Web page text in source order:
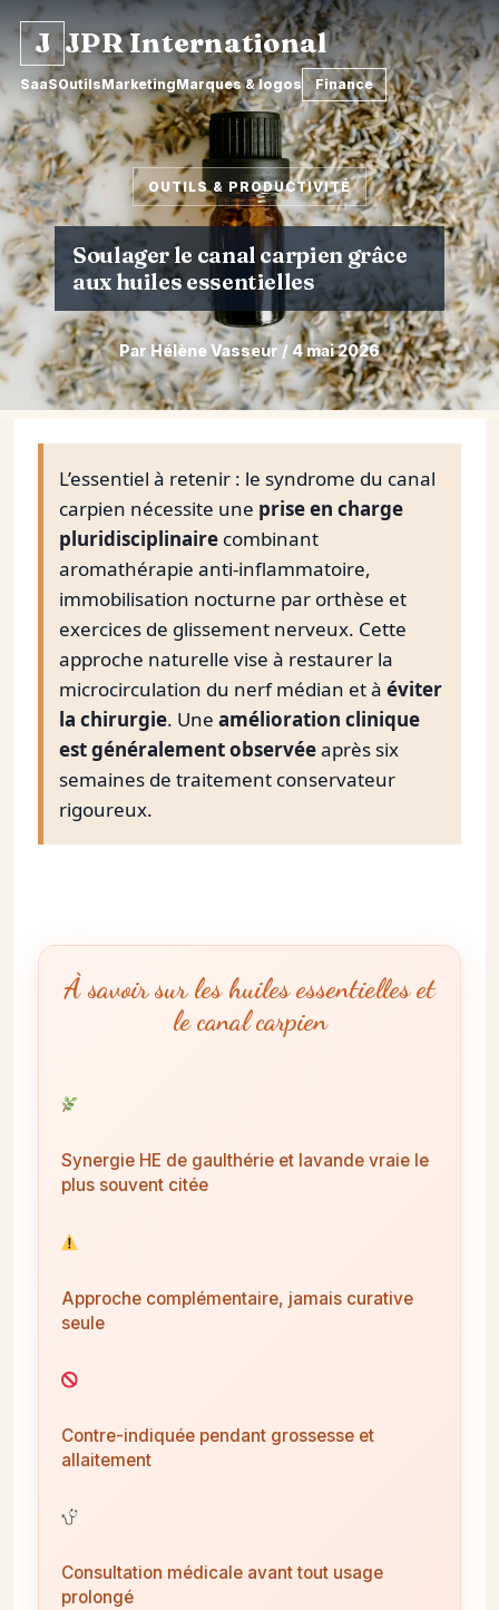
J JPR International
SaaSOutilsMarketingMarques & logos Finance
OUTILS & PRODUCTIVITÉ
Soulager le canal carpien grâce
aux huiles essentielles
Par Hélène Vasseur / 4 mai 2026
L’essentiel à retenir : le syndrome du canal
carpien nécessite une prise en charge
pluridisciplinaire combinant
aromathérapie anti-inflammatoire,
immobilisation nocturne par orthèse et
exercices de glissement nerveux. Cette
approche naturelle vise à restaurer la
microcirculation du nerf médian et à éviter
la chirurgie. Une amélioration clinique
est généralement observéeaprès six
semaines de traitement conservateur
rigoureux.
À savoir sur les huiles essentielles et
le canal carpien
Synergie HE de gaulthérie et lavande vraie le
plus souvent citée
Approche complémentaire, jamais curative
seule
Contre-indiquée pendant grossesse et
allaitement
Consultation médicale avant tout usage
prolongé